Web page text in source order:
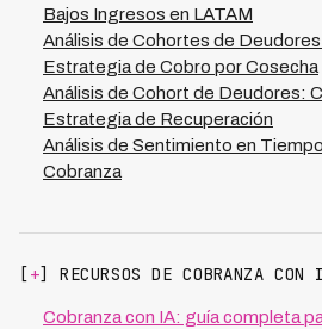
simultáneamente reducir costos
superando ampliamente los
convencionales de cobranza.
Bajos Ingresos en LATAM
Análisis de Cohortes de
Estrategia de Cobro por Cosecha
Análisis de Cohort de Deudores:
Estrategia de Recuperación
Análisis de Sentimiento en
Cobranza
[ +] RECURSOS DE COBRANZA CON
Cobranza con IA: guía completa